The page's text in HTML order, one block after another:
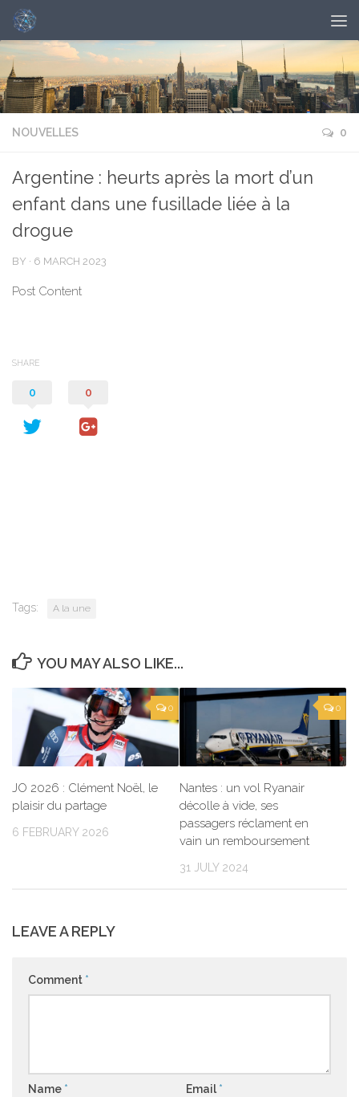
NOUVELLES 0
Argentine : heurts après la mort d’un
enfant dans une fusillade liée à la
drogue
BY · 6 MARCH 2023
Post Content
SHARE
0 0
Tags: A la une
YOU MAY ALSO LIKE...
0
JO 2026 : Clément Noël, le
plaisir du partage
6 FEBRUARY 2026
0
Nantes : un vol Ryanair
décolle à vide, ses
passagers réclament en
vain un remboursement
31 JULY 2024
LEAVE A REPLY
Comment *
Name * Email *